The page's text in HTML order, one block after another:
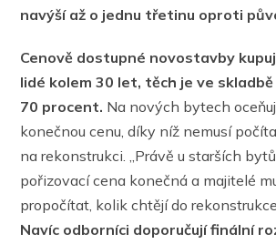
navýší až o jednu třetinu oproti
Cenově dostupné novostavby
lidé kolem 30 let, těch je ve
70 procent. Na nových bytech
konečnou cenu, díky níž nemusí
na rekonstrukci. „Právě u starších
pořizovací cena konečná a majitelé
propočítat, kolik chtějí do
Navíc odborníci doporučují finální